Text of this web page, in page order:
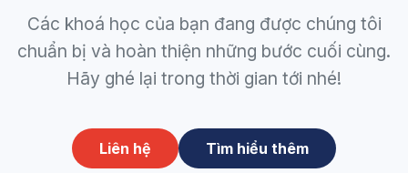
Các khoá học của bạn đang được chúng tôi
chuẩn bị và hoàn thiện những bước cuối cùng.
Hãy ghé lại trong thời gian tới nhé!
Liên hệ Tìm hiểu thêm